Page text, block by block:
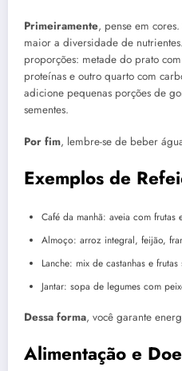
Primeiramente, pense em
maior a diversidade de nutrientes.
proporções: metade do prato
proteínas e outro quarto com
adicione pequenas porções de
sementes.
Por fim, lembre-se de beber
Exemplos de
Café da manhã: aveia com frutas
Almoço: arroz integral, feijão,
Lanche: mix de castanhas e frutas
Jantar: sopa de legumes com
Dessa forma, você garante
Alimentação e